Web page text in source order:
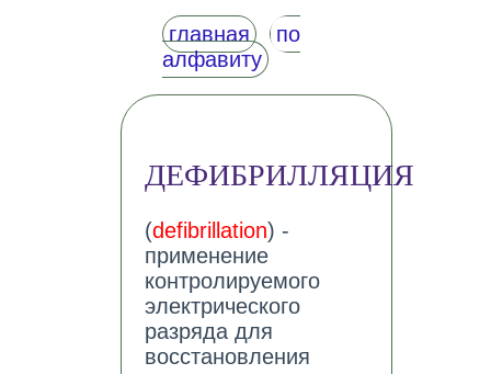
главная
по
алфавиту
ДЕФИБРИЛЛЯЦИЯ
(defibrillation) -
применение
контролируемого
электрического
разряда для
восстановления